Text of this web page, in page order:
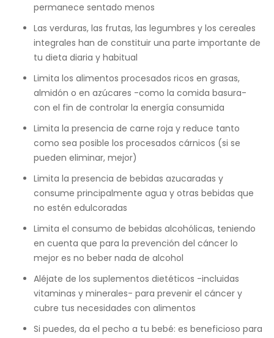
permanece sentado menos
Las verduras, las frutas, las legumbres y los cereales
integrales han de constituir una parte importante de
tu dieta diaria y habitual
Limita los alimentos procesados ricos en grasas,
almidón o en azúcares -como la comida basura-
con el fin de controlar la energía consumida
Limita la presencia de carne roja y reduce tanto
como sea posible los procesados cárnicos (si se
pueden eliminar, mejor)
Limita la presencia de bebidas azucaradas y
consume principalmente agua y otras bebidas que
no estén edulcoradas
Limita el consumo de bebidas alcohólicas, teniendo
en cuenta que para la prevención del cáncer lo
mejor es no beber nada de alcohol
Aléjate de los suplementos dietéticos -incluidas
vitaminas y minerales- para prevenir el cáncer y
cubre tus necesidades con alimentos
Si puedes, da el pecho a tu bebé: es beneficioso para